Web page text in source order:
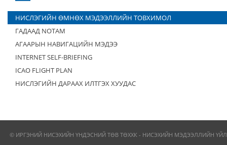
НИСЛЭГИЙН ӨМНӨХ МЭДЭЭЛЛИЙН ТОВХИМОЛ
ГАДААД NOTAM
АГААРЫН НАВИГАЦИЙН МЭДЭЭ
INTERNET SELF-BRIEFING
ICAO FLIGHT PLAN
НИСЛЭГИЙН ДАРААХ ИЛТГЭХ ХУУДАС
© ИРГЭНИЙ НИСЭХИЙН ҮНДЭСНИЙ ТӨВ ТӨХХК - НИСЭХИЙН МЭДЭЭЛЛИЙН